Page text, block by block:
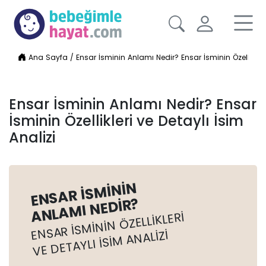
Ana Sayfa /Ensar İsminin Anlamı Nedir? Ensar İsminin
Ensar İsminin Anlamı Nedir? Ensar
İsminin Özellikleri ve Detaylı İsim
Analizi
ENSAR İSMININ
ANLAMI NEDIR?
ENSAR İSMININ ÖZELLIKLERI
VE DETAYLI İSIM ANALIZI